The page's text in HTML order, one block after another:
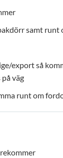
samt runt
export så
väg
runt om